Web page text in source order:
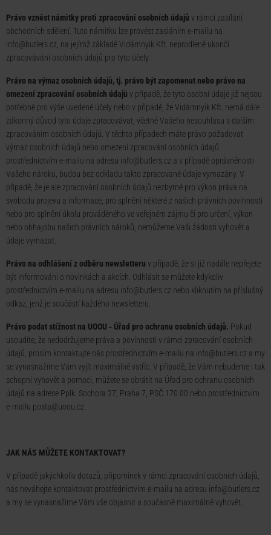
Právo vznést námitky proti zpracování osobních údajů v rámci zasílání
obchodních sdělení. Tuto námitku lze provést zasláním e-mailu na
info@butlers.cz , na jejímž základě Vidámnyik Kft. neprodleně ukončí
zpracovávání osobních údajů pro tyto účely.
Právo na výmaz osobních údajů, tj. právo být zapomenut nebo právo na
omezení zpracování osobních údajů v případě, že tyto osobní údaje již nejsou
potřebné pro výše uvedené účely nebo v případě, že Vidámnyik Kft. nemá dále
zákonný důvod tyto údaje zpracovávat, včetně Vašeho nesouhlasu s dalším
zpracováním osobních údajů. V těchto případech máte právo požadovat
výmaz osobních údajů nebo omezení zpracování osobních údajů
prostřednictvím e-mailu na adresu info@butlers.cz a v případě oprávněnosti
Vašeho nároku, budou bez odkladu takto zpracované údaje vymazány. V
případě, že je ale zpracování osobních údajů nezbytné pro výkon práva na
svobodu projevu a informace, pro splnění některé z našich právních povinností
nebo pro splnění úkolu prováděného ve veřejném zájmu či pro určení, výkon
nebo obhajobu našich právních nároků, nemůžeme Vaši žádosti vyhovět a
údaje vymazat.
Právo na odhlášení z odběru newsletteru v případě, že si již nadále nepřejete
být informováni o novinkách a akcích. Odhlásit se můžete kdykoliv
prostřednictvím e-mailu na adresu info@butlers.cz nebo kliknutím na příslušný
odkaz, jenž je součástí každého newsletteru.
Právo podat stížnost na UOOU - Úřad pro ochranu osobních údajů. Pokud
usoudíte, že nedodržujeme práva a povinnosti v rámci zpracování osobních
údajů, prosím kontaktujte nás prostřednictvím e-mailu na info@butlers.cz a my
se vynasnažíme Vám vyjít maximálně vstříc. V případě, že Vám nebudeme i tak
schopni vyhovět a pomoci, můžete se obrátit na Úřad pro ochranu osobních
údajů na adrese Pplk. Sochora 27, Praha 7, PSČ 170 00 nebo prostřednictvím
e-mailu posta@uoou.cz.
JAK NÁS MŮŽETE KONTAKTOVAT?
V případě jakýchkoliv dotazů, připomínek v rámci zpracování osobních údajů,
nás neváhejte kontaktovat prostřednictvím e-mailu na adresu info@butlers.cz
a my se vynasnažíme Vám vše objasnit a současně maximálně vyhovět.